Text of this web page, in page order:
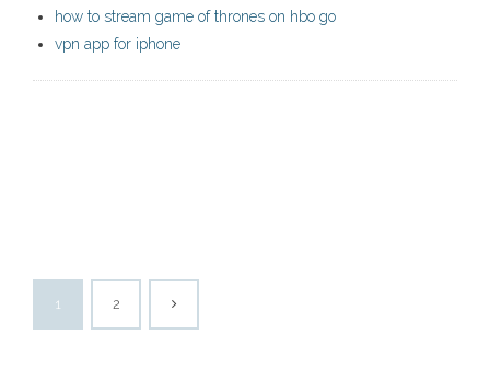
how to stream game of thrones on hbo go
vpn app for iphone
1 2